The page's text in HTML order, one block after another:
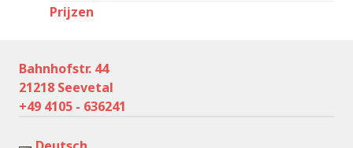
Prijzen
Bahnhofstr. 44
21218 Seevetal
+49 4105 - 636241